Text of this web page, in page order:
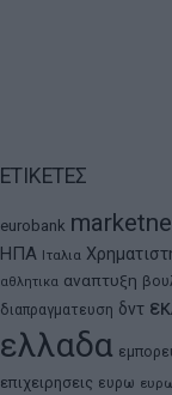
ΕΤΙΚΕΤΕΣ
eurobank
ΗΠΑ Ιταλια
αθλητικα αναπτυξη
διαπραγματευση δντ
ελλαδα
επιχειρησεις ευρω